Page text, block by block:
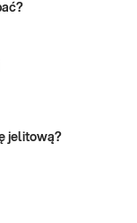
jelitową?